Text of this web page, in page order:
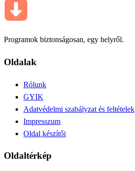
Programok biztonságosan, egy helyről.
Oldalak
Rólunk
GYIK
Adatvédelmi szabályzat és feltételek
Impresszum
Oldal készítői
Oldaltérkép